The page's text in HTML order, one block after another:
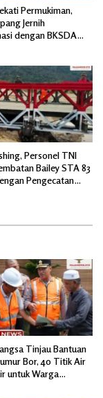
Permukiman,
Jernih
dengan BKSDA
Personel TNI
Bailey STA 83
Pengecatan
Tinjau Bantuan
Bor, 40 Titik Air
untuk Warga